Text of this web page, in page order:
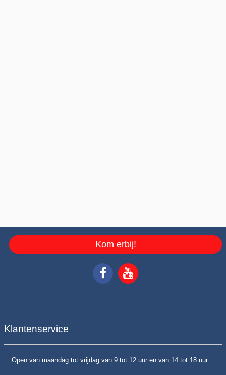
Kom erbij!
Klantenservice
Open van maandag tot vrijdag van 9 tot 12 uur en van 14 tot 18 uur.